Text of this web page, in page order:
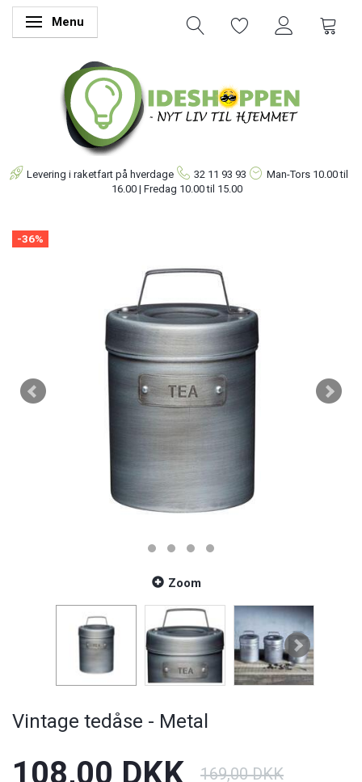
Skifte navigation
Menu
Levering i raketfart på hverdage 32 11 93 93 Man-Tors 10.00 til
16.00 | Fredag 10.00 til 15.00
-36%
Zoom
Vintage tedåse - Metal
108,00 DKK 169,00 DKK